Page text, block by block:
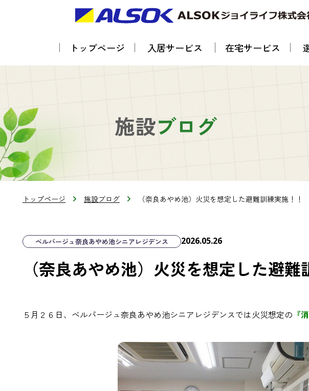
トップページ 入居サービス 在宅サービス
施設ブログ
トップページ 施設ブログ （奈良あやめ池）火災を想定した避難訓練実施！！
ベルパージュ奈良あやめ池シニアレジデンス 2026.05.26
（奈良あやめ池）火災を想定した避難
５月２６日、ベルパージュ奈良あやめ池シニアレジデンスでは火災想定の 『